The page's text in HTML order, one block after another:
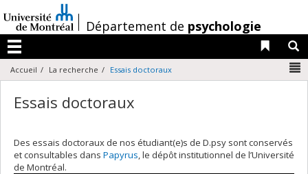
au
contenu
/Département de psychologie
Menu
Liens
Accueil La recherche Essais doctoraux
Essais doctoraux
Des essais doctoraux de nos étudiant(e)s de D.psy sont conservés
et consultables dans Papyrus, le dépôt institutionnel de l’Université
de Montréal.